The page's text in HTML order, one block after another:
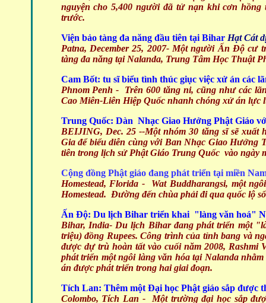
nguyện cho 5,400 người đã tử nạn khi cơn hồng
trước.
Viện bảo tàng đa năng đầu tiên tại Bihar Hạt Cát
Patna, December 25, 2007- Một người Ấn Độ cư
tàng đa năng tại Nalanda, Trung Tâm Học Thuật
Cam Bốt: tu sĩ biểu tình thúc giục việc xử án các
Phnom Penh - Trên 600 tăng ni, cũng như các
Cao Miên-Liên Hiệp Quốc nhanh chóng xử án lực
Trung Quốc: Dàn Nhạc Giao Hưởng Phật Giáo
BEIJING, Dec. 25 --Một nhóm 30 tăng sĩ sẽ
Gia để biểu diễn cùng với Ban Nhạc Giao Hưởng
tiên trong lịch sử Phật Giáo Trung Quốc vào ngày
Cộng đồng Phật giáo đang phát triển tại miền
Homestead, Florida - Wat Buddharangsi, một
Homestead. Đường đến chùa phải đi qua quốc lộ
Ấn Độ: Du lịch Bihar triển khai "làng văn hoá"
Bihar, India-Du lịch Bihar đang phát triển một
triệu) đồng Rupees. Công trình của tỉnh bang và
được dự trù hoàn tất vào cuối năm 2008,
phát triển một ngôi làng văn hóa tại Nalanda
án được phát triển trong hai giai đoạn.
Tích Lan: Thêm một Đại học Phật giáo sắp được
Colombo, Tích Lan - Một trường đại học sắp